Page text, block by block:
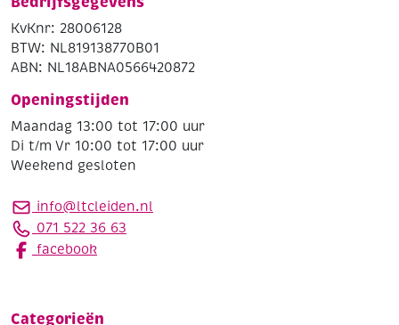
KvKnr: 28006128
BTW: NL819138770B01
ABN: NL18ABNA0566420872
Openingstijden
Maandag 13:00 tot 17:00 uur
Di t/m Vr 10:00 tot 17:00 uur
Weekend gesloten
info@ltcleiden.nl
071 522 36 63
facebook
Categorieën